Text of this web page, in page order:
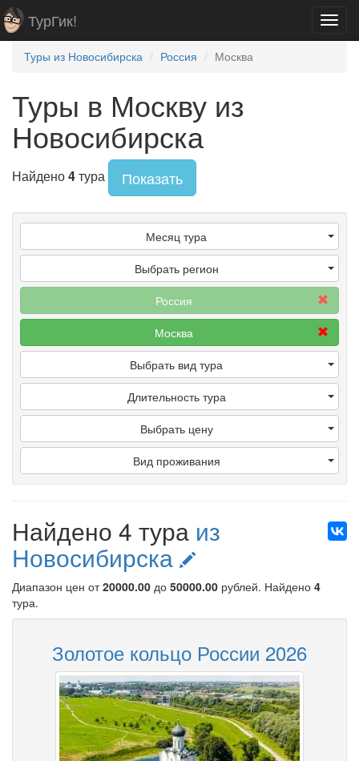
ТурГик!
Туры из Новосибирска Россия Москва
Туры в Москву из
Новосибирска
Найдено4тура Показать
Месяц тура
Выбрать регион
Россия
Москва
Выбрать вид тура
Длительность тура
Выбрать цену
Вид проживания
Найдено 4 тура из
Новосибирска
Диапазон цен от20000.00 до 50000.00 рублей. Найдено 4
тура.
Золотое кольцо России 2026